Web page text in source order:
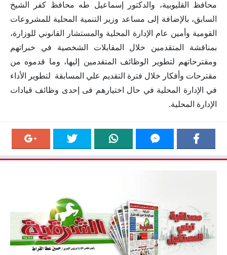
محافظ القليوبية، والدكتور إسماعيل طه محافظ كفر الشيخ
السابق، بالإضافة إلى مساعد وزير التنمية المحلية للمشروعات
القومية وأمين عام الإدارة المحلية والمستشار القانوني للوزارة،
بمناقشة المتقدمين خلال المقابلات الشخصية في خبراتهم
ومقترحاتهم لتطوير الوظائف المتقدمين إليها، وما قدموه من
مقترحات وأفكار خلال فترة التقديم علي المسابقة لتطوير الأداء
في الإدارة المحلية في حال اختيارهم فى إحدى وظائف قيادات
الإدارة المحلية.